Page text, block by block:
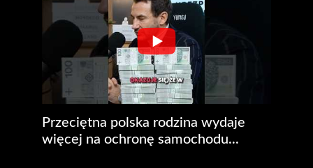
Przeciętna polska rodzina wydaje
więcej na ochronę samochodu...